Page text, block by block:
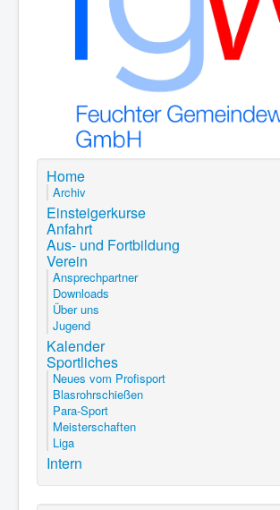
Home
Archiv
Einsteigerkurse
Anfahrt
Aus- und Fortbildung
Verein
Ansprechpartner
Downloads
Über uns
Jugend
Kalender
Sportliches
Neues vom Profisport
Blasrohrschießen
Para-Sport
Meisterschaften
Liga
Intern